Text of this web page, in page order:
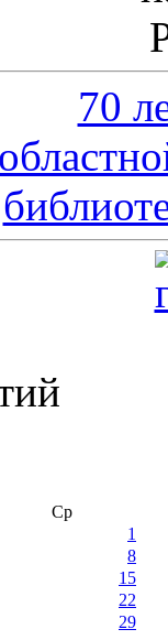
Ср
1
8
15
22
29